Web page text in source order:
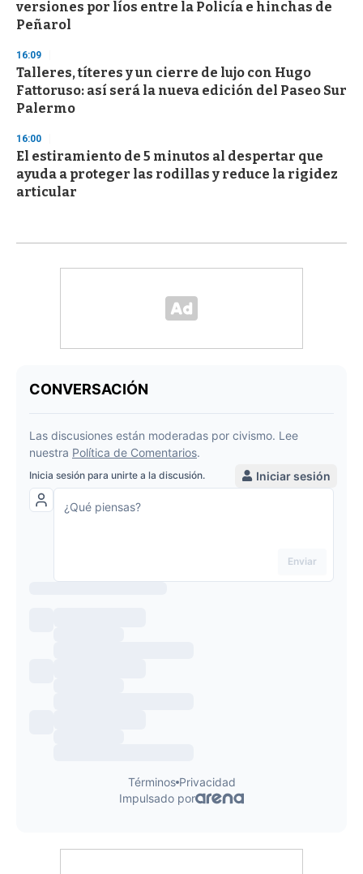
versiones por líos entre la Policía e hinchas de
Peñarol
16:09
Talleres, títeres y un cierre de lujo con Hugo
Fattoruso: así será la nueva edición del Paseo Sur
Palermo
16:00
El estiramiento de 5 minutos al despertar que
ayuda a proteger las rodillas y reduce la rigidez
articular